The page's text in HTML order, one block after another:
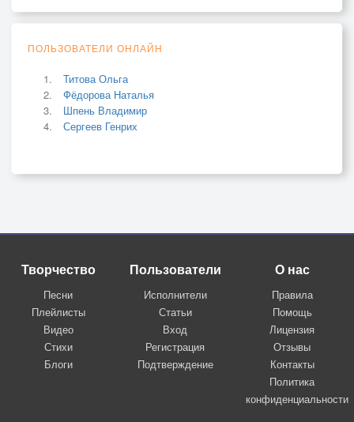
ПОЛЬЗОВАТЕЛИ ОНЛАЙН
Титова Ольга
Фёдорова Наталья
Шпень Владимир
Сергеев Генрих
Творчество
Песни
Плейлисты
Видео
Стихи
Блоги
Пользователи
Исполнители
Статьи
Вход
Регистрация
Подтверждение
О нас
Правила
Помощь
Лицензия
Отзывы
Контакты
Политика
конфиденциальности